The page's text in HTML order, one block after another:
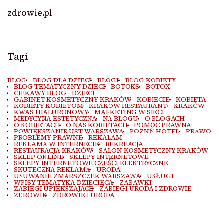
zdrowie.pl
Tagi
BLOG BLOG DLA DZIECI BLOGI BLOG KOBIETY
BLOG TEMATYCZNY DZIECI BOTOKS BOTOX
CIEKAWY BLOG DZIECI
GABINET KOSMETYCZNY KRAKÓW KOBIECIE KOBIETA
KOBIETY KOBIETOM KRAKOW RESTAURANT KRAKÓW
KWAS HIALURONOWY MARKETING W SIECI
MEDYCYNA ESTETYCZNA NA BLOGU O BLOGACH
O KOBIETACH O NAS KOBIETACH POMOC PRAWNA
POWIĘKSZANIE UST WARSZAWA POZNŃ HOTEL PRAWO
PROBLEMY PRAWNE REKALAM
REKLAMA W INTERNECIE REKREACJA
RESTAURACJA KRAKÓW SALON KOSMETYCZNY KRAKÓW
SKLEP ONLINE SKLEPY INTERNETOWE
SKLEPY INTERNETOWE CZEŚCI ELEKTRYCZNE
SKUTECZNA REKLAMA URODA
USUWANIE ZMARSZCZEK WARSZAWA USŁUGI
WPISY TEMATYKA DZIECIĘCA ZABAWKI
ZABIEGI UPIEKSZAJACE ZABIEGI URODA I ZDROWIE
ZDROWIE ZDROWIE I URODA